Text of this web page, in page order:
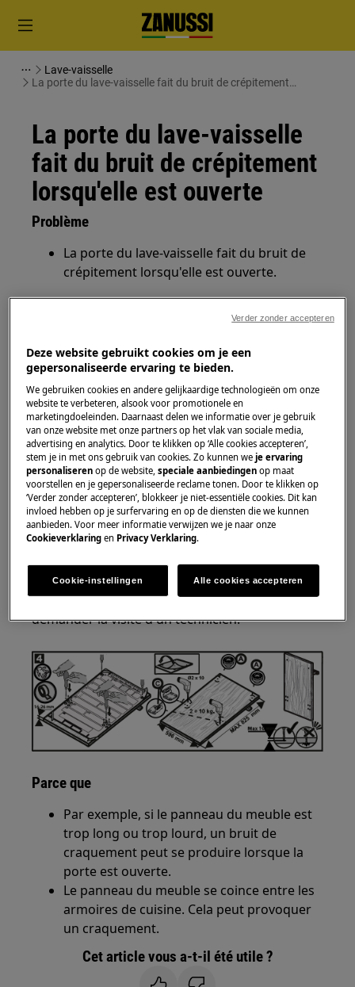
Lave-vaisselle
La porte du lave-vaisselle fait du bruit de crépitement
La porte du lave-vaisselle
fait du bruit de crépitement
lorsqu'elle est ouverte
Problème
La porte du lave-vaisselle fait du bruit de
crépitement lorsqu'elle est ouverte.
Lave-vaisselle
Solution
Vérifiez que le panneau du meuble est
correctement monté et répond aux
spécifications conformément aux
instructions d'installation.
Vérifiez si le panneau de meuble passe
librement entre les armoires de cuisine.
Veuillez contacter notre service après-
vente pour un rendez-vous.
Si les suggestions ci-dessus n'ont pas résolu le
problème, nous vous recommandons de
demander la visite d'un technicien.
Parce que
Par exemple, si le panneau du meuble est
trop long ou trop lourd, un bruit de
craquement peut se produire lorsque la
porte est ouverte.
Le panneau du meuble se coince entre les
armoires de cuisine. Cela peut provoquer
un craquement.
Cet article vous a-t-il été utile ?
Deze website gebruikt cookies om je een
gepersonaliseerde ervaring te bieden.
We gebruiken cookies en andere gelijkaardige technologieën om onze
website te verbeteren, alsook voor promotionele en
marketingdoeleinden. Daarnaast delen we informatie over je gebruik
van onze website met onze partners op het vlak van sociale media,
advertising en analytics. Door te klikken op ‘Alle cookies accepteren’,
stem je in met ons gebruik van cookies. Zo kunnen weje ervaring
personaliseren op de website,speciale aanbiedingen op maat
voorstellen en je gepersonaliseerde reclame tonen. Door te klikken op
‘Verder zonder accepteren’, blokkeer je niet-essentiële cookies. Dit kan
invloed hebben op je surfervaring en op de diensten die we kunnen
aanbieden. Voor meer informatie verwijzen we je naar onze
Cookieverklaring en Privacy Verklaring.
Cookie-instellingen Alle cookies accepteren
Verder zonder accepteren